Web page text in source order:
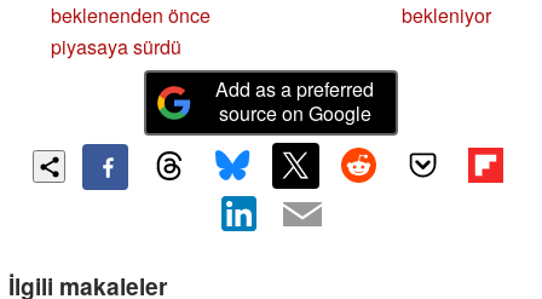
beklenenden önce
piyasaya sürdü
bekleniyor
Add as a preferred
source on Google
İlgili makaleler